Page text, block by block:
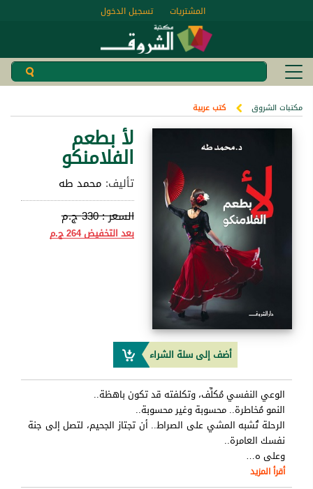
تسجيل الدخول المشتريات
مكتبات الشروق كتب عربية
لأ بطعم
الفلامنكو
تأليف: محمد طه
السعر :330 ج.م
بعد التخفيض264 ج.م
أضف إلى سلة الشراء
الوعي النفسي مُكلِّف، وتكلفته قد تكون باهظة..
النمو مُخاطرة.. محسوبة وغير محسوبة..
الرحلة تُشبه المشي على الصراط.. أن تجتاز الجحيم، لتصل إلى جنة
نفسك العامرة..
وعلى ه…
أقرأ المزيد